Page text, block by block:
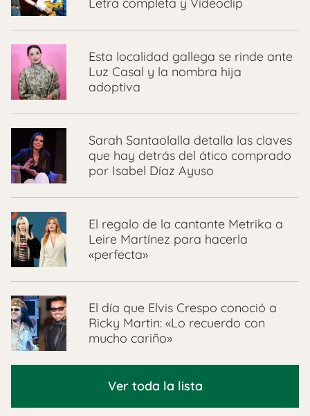
Letra completa y Videoclip
Esta localidad gallega se rinde ante
Luz Casal y la nombra hija
adoptiva
Sarah Santaolalla detalla las claves
que hay detrás del ático comprado
por Isabel Díaz Ayuso
El regalo de la cantante Metrika a
Leire Martínez para hacerla
«perfecta»
El día que Elvis Crespo conoció a
Ricky Martin: «Lo recuerdo con
mucho cariño»
Ver toda la lista